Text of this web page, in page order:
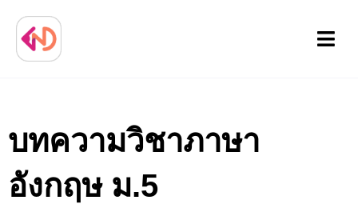
Menu
บทความวิชาภาษา
อังกฤษ ม.5